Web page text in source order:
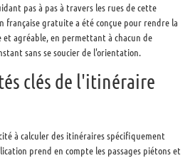
pas à pas à travers les rues de cette
française gratuite a été conçue pour rendre la
agréable, en permettant à chacun de
sans se soucier de l'orientation.
clés de l'itinéraire
à calculer des itinéraires spécifiquement
prend en compte les passages piétons et